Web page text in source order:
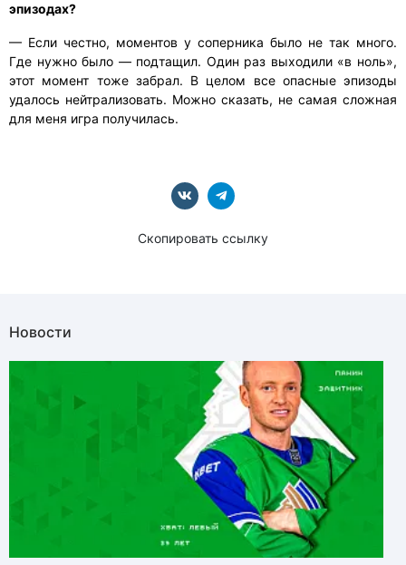
эпизодах?
— Если честно, моментов у соперника было не так много.
Где нужно было — подтащил. Один раз выходили «в ноль»,
этот момент тоже забрал. В целом все опасные эпизоды
удалось нейтрализовать. Можно сказать, не самая сложная
для меня игра получилась.
Скопировать ссылку
Новости